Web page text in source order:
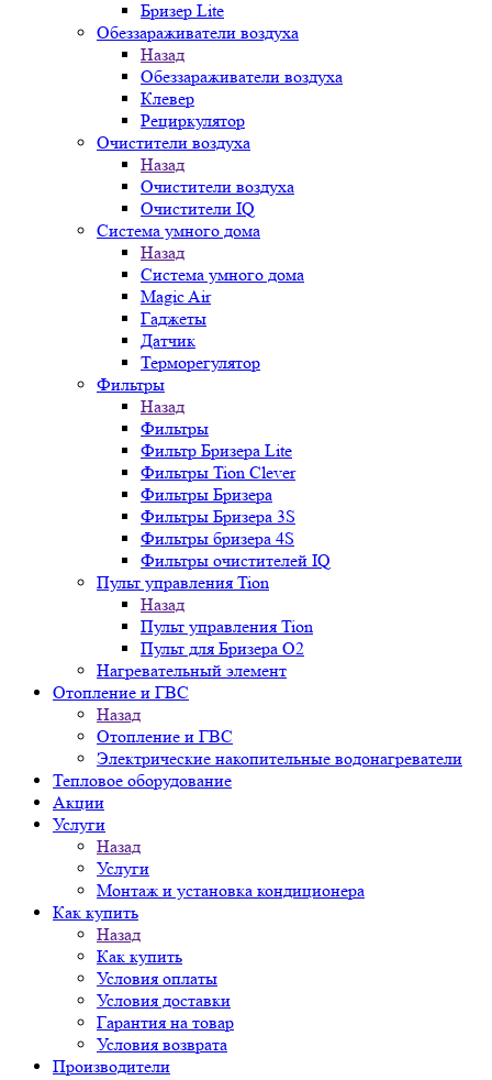
Бризер Lite
Обеззараживатели воздуха
Назад
Обеззараживатели воздуха
Клевер
Рециркулятор
Очистители воздуха
Назад
Очистители воздуха
Очистители IQ
Система умного дома
Назад
Система умного дома
Magic Air
Гаджеты
Датчик
Терморегулятор
Фильтры
Назад
Фильтры
Фильтр Бризера Lite
Фильтры Tion Clever
Фильтры Бризера
Фильтры Бризера 3S
Фильтры бризера 4S
Фильтры очистителей IQ
Пульт управления Tion
Назад
Пульт управления Tion
Пульт для Бризера O2
Нагревательный элемент
Отопление и ГВС
Назад
Отопление и ГВС
Электрические накопительные водонагреватели
Тепловое оборудование
Акции
Услуги
Назад
Услуги
Монтаж и установка кондиционера
Как купить
Назад
Как купить
Условия оплаты
Условия доставки
Гарантия на товар
Условия возврата
Производители